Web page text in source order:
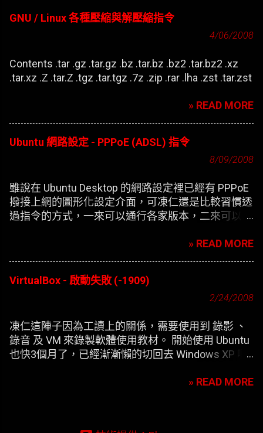
GNU / Linux 各種壓縮與解壓縮指令
4/06/2008
Contents .tar .gz .tar.gz .bz .tar.bz .bz2 .tar.bz2 .xz
.tar.xz .Z .tar.Z .tgz .tar.tgz .7z .zip .rar .lha .zst .tar.zst
» READ MORE
Ubuntu 網路設定 - PPPoE (ADSL) 指令
8/09/2008
雖說在 Ubuntu Desktop 的網路設定裡已經有 PPPoE
撥接上網的圖形化設定介面，可凍仁還是比較習慣透
過指令的方式，一來可以通行各家版本，二來可以在
» READ MORE
VirtualBox - 啟動失敗 (-1909)
2/24/2008
凍仁這陣子因為工讀上的關係，需要使用到 錄影 、
錄音 及 VM 來錄製軟體使用教材。 開始使用 Ubuntu
也快3個月了，已經漸漸懶的切回去 Windows XP 啊
案。 一開始要安裝 VirtualBox 凍仁是使用應用程式選
» READ MORE